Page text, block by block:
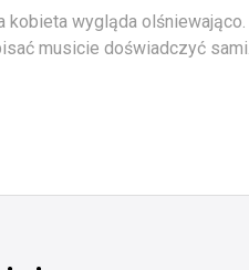
wygląda olśniewająco.
musicie doświadczyć sami.